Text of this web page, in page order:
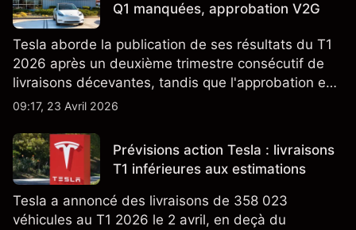
Q1 manquées, approbation V2G
Tesla aborde la publication de ses résultats du T1
2026 après un deuxième trimestre consécutif de
livraisons décevantes, tandis que l'approbation en
Californie d'un programme V2G pour le Cybertruck
énergétique.
09:17, 23 Avril 2026
Prévisions action Tesla : livraisons
T1 inférieures aux estimations
Tesla a annoncé des livraisons de 358 023
véhicules au T1 2026 le 2 avril, en deçà du